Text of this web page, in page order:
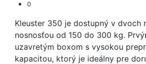
0
Kleuster 350 je dostupný v dvoch
nosnosťou od 150 do 300 kg.
uzavretým boxom s vysokou
kapacitou, ktorý je ideálny pre